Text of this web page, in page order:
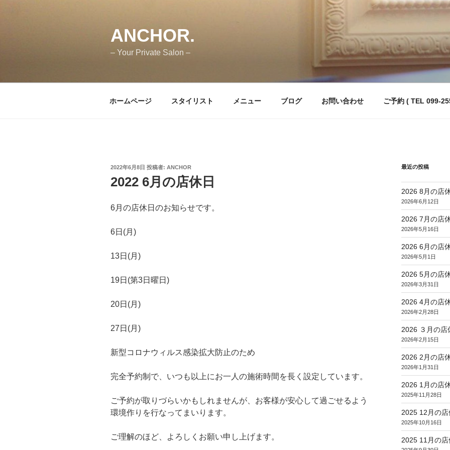
ANCHOR.
– Your Private Salon –
ホームページ スタイリスト メニュー ブログ お問い合わせ ご予約 ( TEL 099-
投
日:
2022年6月8日 投稿者: ANCHOR
2022 6月の店休日
6月の店休日のお知らせです。
6日(月)
13日(月)
19日(第3日曜日)
20日(月)
27日(月)
新型コロナウィルス感染拡大防止のため
完全予約制で、いつも以上にお一人の施術時間を長く設定しています。
ご予約が取りづらいかもしれませんが、お客様が安心して過ごせるよう
環境作りを行なってまいります。
ご理解のほど、よろしくお願い申し上げます。
最近の投稿
2026 8月の店
2026年6月12日
2026 7月の店
2026年5月16日
2026 6月の店
2026年5月1日
2026 5月の店
2026年3月31日
2026 4月の店
2026年2月28日
2026 ３月の店
2026年2月15日
2026 2月の店
2026年1月31日
2026 1月の店
2025年11月28日
2025 12月の店
2025年10月16日
2025 11月の店